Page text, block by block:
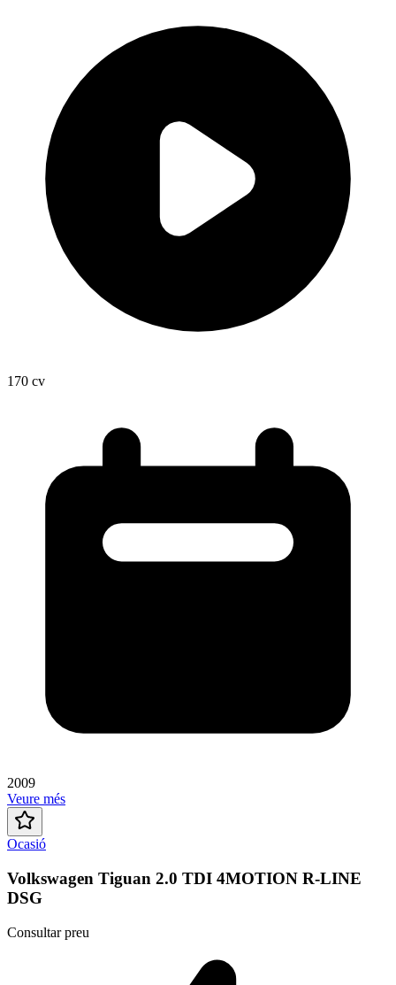
170 cv
2009
Veure més
Ocasió
Volkswagen Tiguan 2.0 TDI 4MOTION R-LINE
DSG
Consultar preu